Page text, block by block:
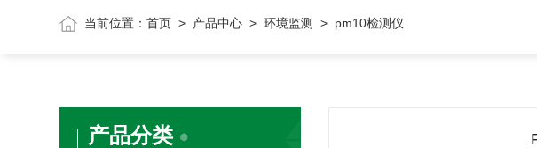
当前位置：首页 > 产品中心 >环境监测 > pm10检测仪
产品分类